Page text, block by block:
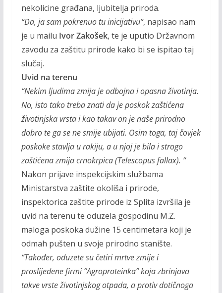
nekolicine građana, ljubitelja priroda.
“Da, ja sam pokrenuo tu inicijativu”, napisao nam
je u mailu Ivor Zakošek, te je uputio Državnom
zavodu za zaštitu prirode kako bi se ispitao taj
slučaj.
Uvid na terenu
“Nekim ljudima zmija je odbojna i opasna životinja.
No, isto tako treba znati da je poskok zaštićena
životinjska vrsta i kao takav on je naše prirodno
dobro te ga se ne smije ubijati. Osim toga, taj čovjek
poskoke stavlja u rakiju, a u njoj je bila i strogo
zaštićena zmija crnokrpica (Telescopus fallax). “
Nakon prijave inspekcijskim službama
Ministarstva zaštite okoliša i prirode,
inspektorica zaštite prirode iz Splita izvršila je
uvid na terenu te oduzela gospodinu M.Z.
maloga poskoka dužine 15 centimetara koji je
odmah pušten u svoje prirodno stanište.
“Također, oduzete su četiri mrtve zmije i
proslijeđene firmi “Agroproteinka” koja zbrinjava
takve vrste životinjskog otpada, a protiv dotičnoga